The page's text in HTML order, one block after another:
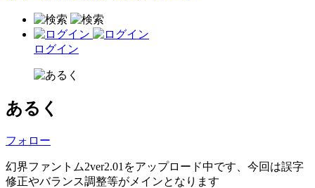
ログイン
あるく
フォロー
幻界ファントム2ver2.01をアップロード中です、今回は誤字
修正やバランス調整等がメインとなります